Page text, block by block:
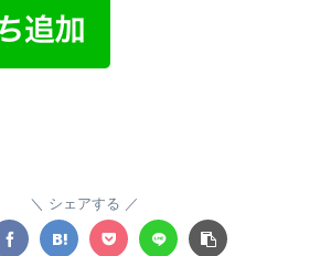
シェアする